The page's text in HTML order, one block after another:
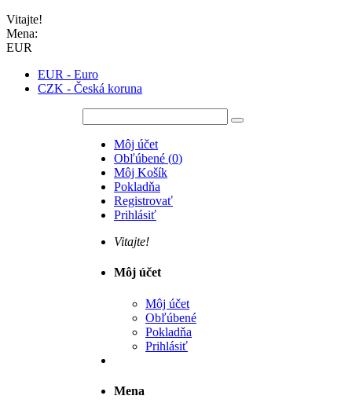
Vitajte!
Mena:
EUR
EUR - Euro
CZK - Česká koruna
Môj účet
Obľúbené (0)
Môj Košík
Pokladňa
Registrovať
Prihlásiť
Vitajte!
Môj účet
Môj účet
Obľúbené
Pokladňa
Prihlásiť
Mena